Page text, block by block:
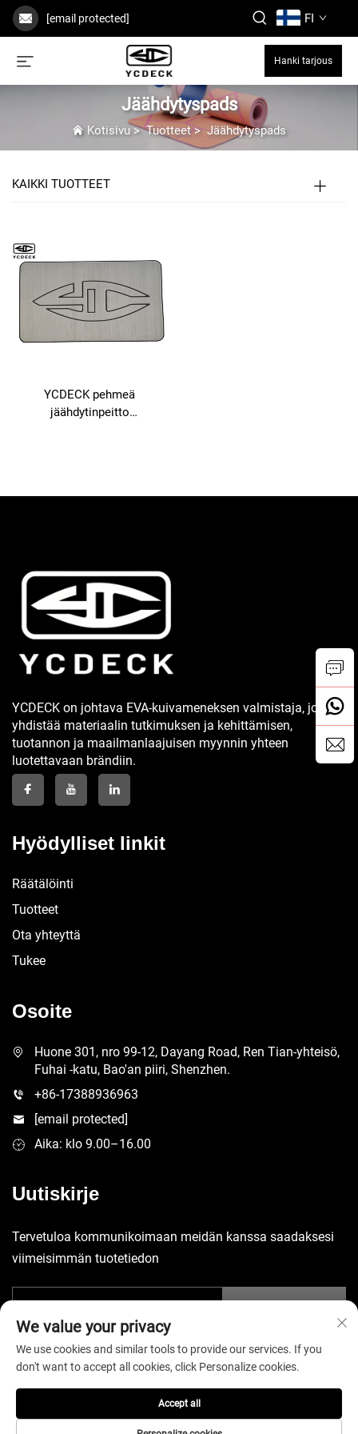
[email protected] FI
Hanki tarjous
Jäähdytyspads
Kotisivu>Tuotteet>Jäähdytyspads
KAIKKI TUOTTEET
YCDECK pehmeä
jäähdytinpeitto
YCDECK on johtava EVA-kuivameneksen valmistaja, joka
yhdistää materiaalin tutkimuksen ja kehittämisen,
tuotannon ja maailmanlaajuisen myynnin yhteen
luotettavaan brändiin.
Hyödylliset linkit
Räätälöinti
Tuotteet
Ota yhteyttä
Tukee
Osoite
Huone 301, nro 99-12, Dayang Road, Ren Tian-yhteisö,
Fuhai -katu, Bao'an piiri, Shenzhen.
+86-17388936963
[email protected]
Aika: klo 9.00–16.00
Uutiskirje
Tervetuloa kommunikoimaan meidän kanssa saadaksesi
viimeisimmän tuotetiedon
Tekijänoikeus © 2026 China Shenzhen Yuecheng Sporting Goods
We value your privacy
We use cookies and similar tools to provide our services. If you
don't want to accept all cookies, click Personalize cookies.
Accept all